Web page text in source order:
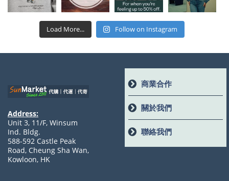
Load More... Follow on Instagram
Address:
Unit 3, 11/F, Winsum
Ind. Bldg.
588-592 Castle Peak
Road, Cheung Sha Wan,
Kowloon, HK
商業合作
關於我們
聯絡我們